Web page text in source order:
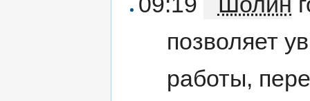
позволяет
работы,